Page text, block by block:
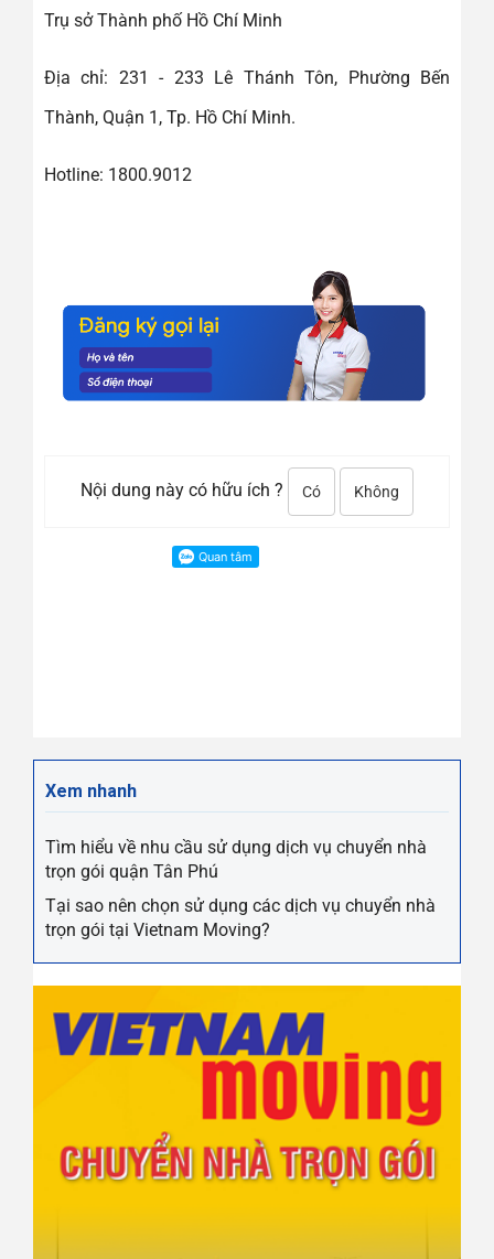
Trụ sở Thành phố Hồ Chí Minh
Địa chỉ: 231 - 233 Lê Thánh Tôn, Phường Bến
Thành, Quận 1, Tp. Hồ Chí Minh.
Hotline: 1800.9012
Nội dung này có hữu ích ? Có Không
Xem nhanh
Tìm hiểu về nhu cầu sử dụng dịch vụ chuyển nhà
trọn gói quận Tân Phú
Tại sao nên chọn sử dụng các dịch vụ chuyển nhà
trọn gói tại Vietnam Moving?